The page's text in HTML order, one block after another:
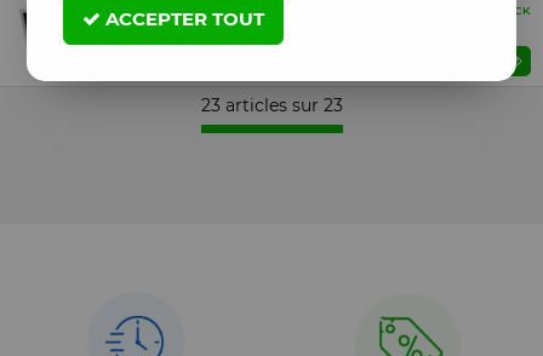
Compatible
EN STOCK
Film anti casse MACBOOK AIR 11
23 articles sur 23
ACCEPTER TOUT